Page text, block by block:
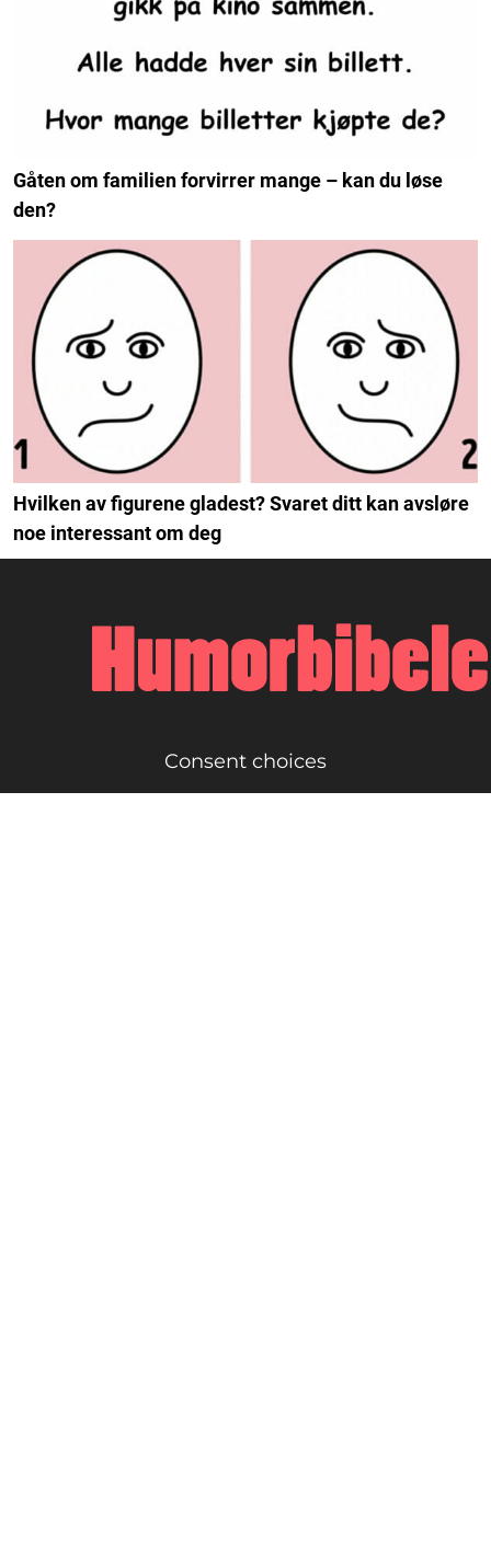
Gåten om familien forvirrer mange – kan du løse
den?
Hvilken av figurene gladest? Svaret ditt kan avsløre
noe interessant om deg
Consent choices